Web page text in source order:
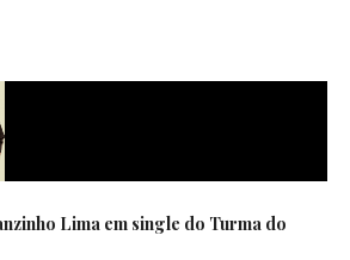
Lima em single do Turma do